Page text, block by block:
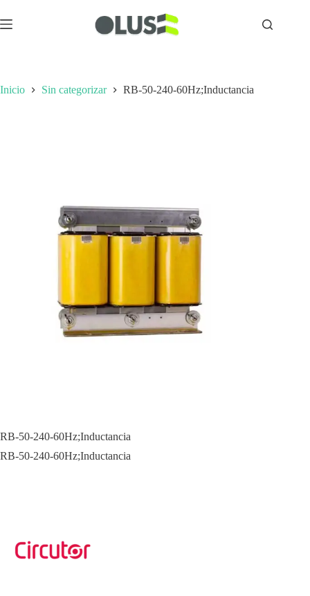
Inicio Sin categorizar RB-50-240-60Hz;Inductancia
RB-50-240-60Hz;Inductancia
RB-50-240-60Hz;Inductancia